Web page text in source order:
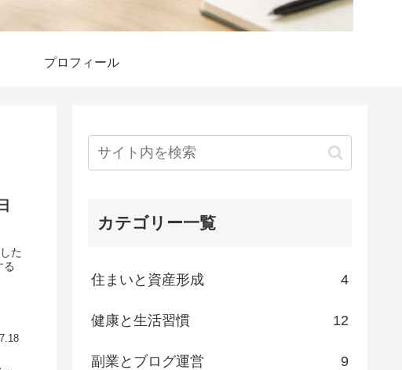
プロフィール
た
る
カテゴリー一覧
住まいと資産形成 4
健康と生活習慣 12
副業とブログ運営 9